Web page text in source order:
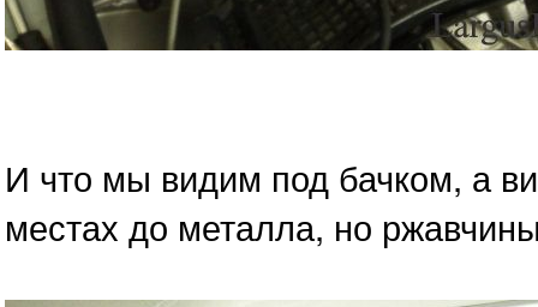
И что мы видим под бачком, а
местах до металла, но